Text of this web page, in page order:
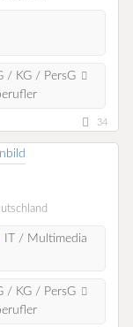
/ KG / PersG
34
IT / Multimedia
/ KG / PersG